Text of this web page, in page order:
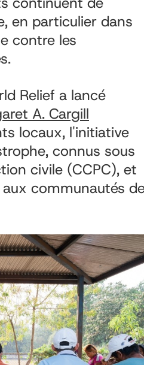
en particulier dans
contre les
Relief a lancé
A. Cargill
locaux, l'initiative
connus sous
civile (CCPC), et
communautés